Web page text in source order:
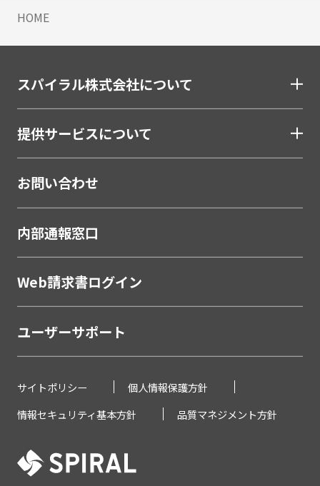
安否確認サービス
給与明細電子化
金融（銀行・信用金庫・信用組合・JAバンク・保
割賦・クレジット申込電子化
相談会・来店予約システム
学校・教育
学校・教育機関
メーカー・製造
販売代理店営業支援システム
研究助成金公募管理システム
薬剤Web講習システム
不動産
不動産
HOME
サイトポリシー
個人情報保護方針
情報セキュリティ基本方針
品質マネジメント方針
スパイラル株式会社について
提供サービスについて
お問い合わせ
内部通報窓口
Web請求書ログイン
ユーザーサポート